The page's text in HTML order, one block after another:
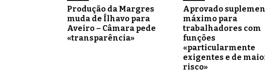
Produção da Margres
muda de Ílhavo para
Aveiro – Câmara pede
«transparência»
Aprovado
máximo para
trabalhadores com
funções
«particularmente
exigentes e de
risco»